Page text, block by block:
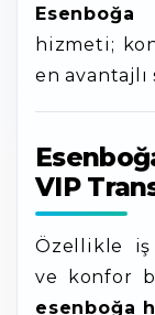
Esenboğa
hizmeti;
en
VIP
Özellikle iş
ve konfor
esenboğa